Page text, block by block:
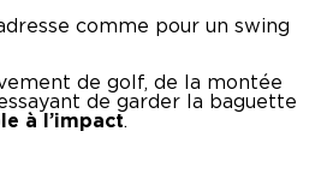
comme pour un swing
de golf, de la montée
de garder la baguette
à l’impact.